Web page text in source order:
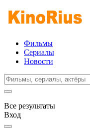
Фильмы
Сериалы
Новости
Все результаты
Вход